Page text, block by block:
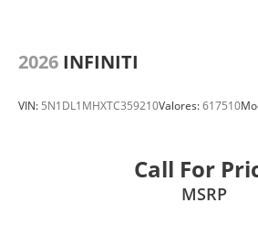
2026 INFINITI
VIN: 5N1DL1MHXTC359210Valores:617510
Call For
MSRP